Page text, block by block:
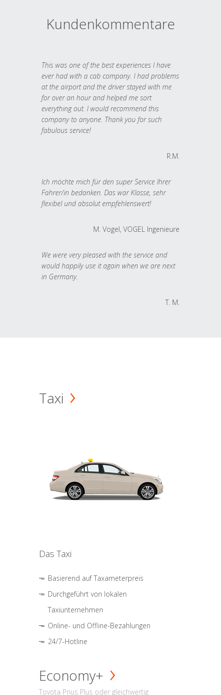
Kundenkommentare
This was one of the best experiences I have
ever had with a cab company. I had problems
at the airport and the driver stayed with me
for over an hour and helped me sort
everything out. I would recommend this
company to anyone. Thank you for such
fabulous service!
R.M.
Ich möchte mich für den super Service Ihrer
Fahrer/in bedanken. Das war Klasse, sehr
flexibel und absolut empfehlenswert!
M. Vogel, VOGEL Ingenieure
We were very pleased with the service and
would happily use it again when we are next
in Germany.
T. M.
Taxi
Das Taxi
Basierend auf Taxameterpreis
Durchgeführt von lokalen
Taxiunternehmen
Online- und Offline-Bezahlungen
24/7-Hotline
Economy+
Toyota Prius Plus oder gleichwertig